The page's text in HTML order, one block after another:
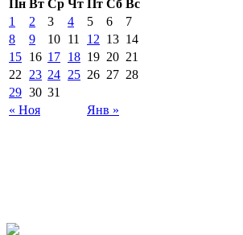
Пн Вт Ср Чт Пт Сб Вс
« Ноя Янв »
1 2 3 4 5 6
7
8
9 10 11 12 13 14
15 16 17 18 19 20 21
22
23 24 25 26 27 28
29 30 31